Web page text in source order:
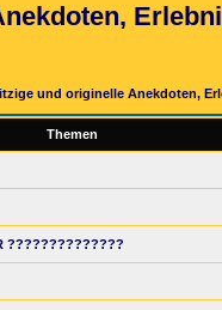
und originelle Anekdoten,
Themen
??????????????